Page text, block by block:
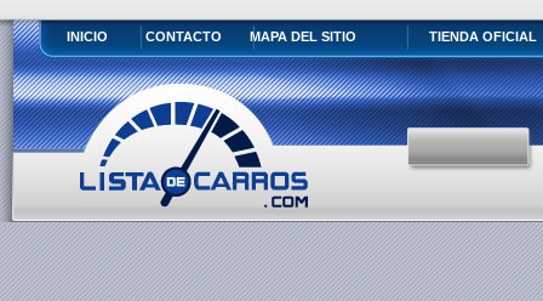
INICIO CONTACTO MAPA DEL SITIO TIENDA OFICIAL